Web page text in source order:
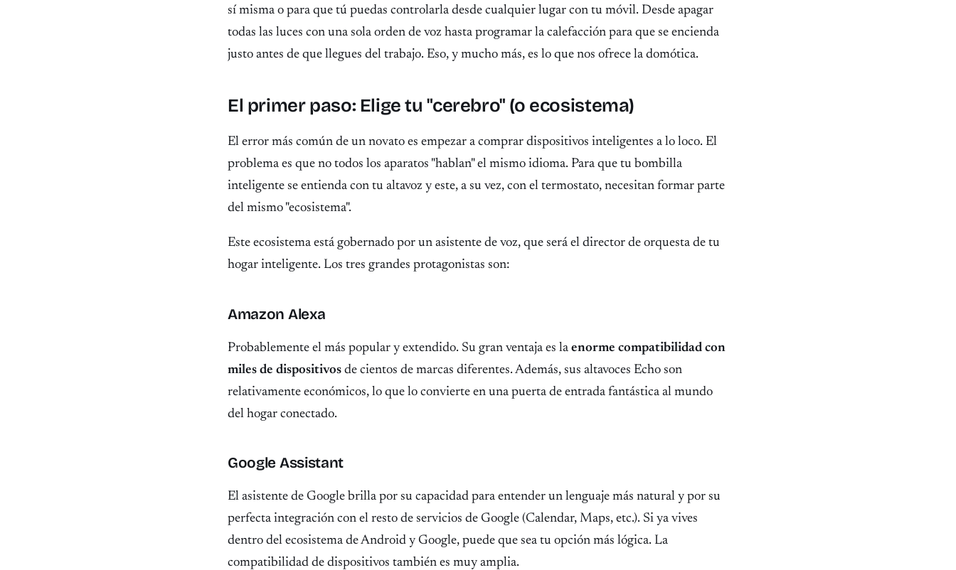
sí misma o para que tú puedas controlarla desde cualquier lugar con tu móvil. Desde apagar
todas las luces con una sola orden de voz hasta programar la calefacción para que se encienda
justo antes de que llegues del trabajo. Eso, y mucho más, es lo que nos ofrece la domótica.
El primer paso: Elige tu "cerebro" (o ecosistema)
El error más común de un novato es empezar a comprar dispositivos inteligentes a lo loco. El
problema es que no todos los aparatos "hablan" el mismo idioma. Para que tu bombilla
inteligente se entienda con tu altavoz y este, a su vez, con el termostato, necesitan formar parte
del mismo "ecosistema".
Este ecosistema está gobernado por un asistente de voz, que será el director de orquesta de tu
hogar inteligente. Los tres grandes protagonistas son:
Amazon Alexa
Probablemente el más popular y extendido. Su gran ventaja es la enorme compatibilidad con
miles de dispositivos de cientos de marcas diferentes. Además, sus altavoces Echo son
relativamente económicos, lo que lo convierte en una puerta de entrada fantástica al mundo
del hogar conectado.
Google Assistant
El asistente de Google brilla por su capacidad para entender un lenguaje más natural y por su
perfecta integración con el resto de servicios de Google (Calendar, Maps, etc.). Si ya vives
dentro del ecosistema de Android y Google, puede que sea tu opción más lógica. La
compatibilidad de dispositivos también es muy amplia.